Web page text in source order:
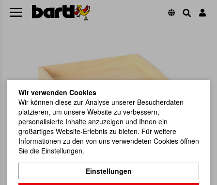
Wir verwenden Cookies
Wir können diese zur Analyse unserer Besucherdaten
platzieren, um unsere Website zu verbessern,
personalisierte Inhalte anzuzeigen und Ihnen ein
großartiges Website-Erlebnis zu bieten. Für weitere
Informationen zu den von uns verwendeten Cookies öffnen
Sie die Einstellungen.
Einstellungen